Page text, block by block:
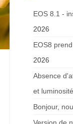
EOS 8.1 -
2026
EOS8
2026
Absence
et
Bonjour,